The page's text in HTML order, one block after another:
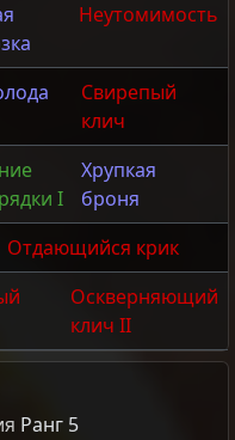
Неутомимость
Свирепый
клич
I
Хрупкая
броня
Отдающийся крик
Оскверняющий
клич II
Ранг 5